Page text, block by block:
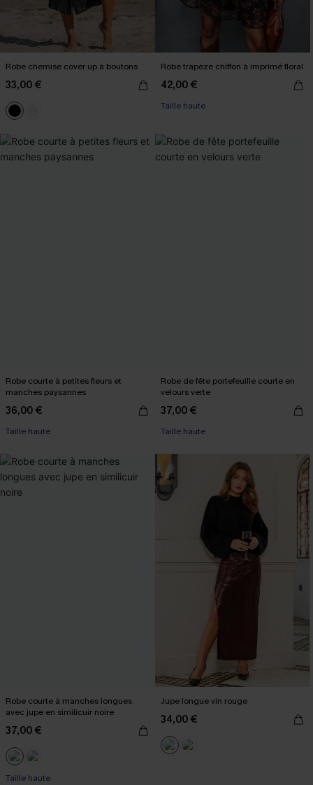
Robe chemise cover up à boutons
33,00 €
Robe trapèze chiffon à imprimé floral
42,00 €
Taille haute
Robe courte à petites fleurs et
manches paysannes
36,00 €
Taille haute
Robe de fête portefeuille courte en
velours verte
37,00 €
Taille haute
Robe courte à manches longues
avec jupe en similicuir noire
37,00 €
Taille haute
Jupe longue vin rouge
34,00 €